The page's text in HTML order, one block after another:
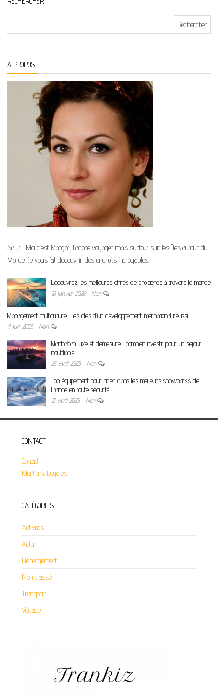
A PROPOS
Salut ! Moi c’est Margot, J’adore voyager mais surtout sur les Îles autour du
Monde. Je vous fait découvrir des endroits incroyables.
Découvrez les meilleures offres de croisières à travers le monde
10 janvier 2026 Non
Management multiculturel : les cles d’un developpement international reussi
4 juin 2025 Non
Manhattan luxe et demesure : combien investir pour un sejour
inoubliable
25 avril 2025 Non
Top équipement pour rider dans les meilleurs snowparks de
France en toute sécurité
13 avril 2025 Non
CONTACT
Contact
Mentions Légales
CATÉGORIES
Activités
Actu
Hébergement
Non classé
Transport
Voyage